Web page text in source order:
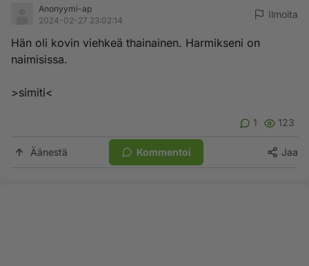
Anonyymi-ap
2024-02-27 23:02:14
Ilmoita
Hän oli kovin viehkeä thainainen. Harmikseni on
naimisissa.
>simiti<
1 123
Äänestä Kommentoi Jaa